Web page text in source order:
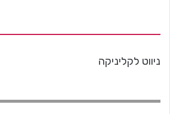
ניווט לקליניקה